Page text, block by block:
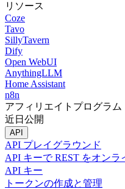
リソース
Coze
Tavo
SillyTavern
Dify
Open WebUI
AnythingLLM
Home Assistant
n8n
アフィリエイトプログラム
近日公開
API
API プレイグラウンド
API キーで REST をオンラ
API キー
トークンの作成と管理